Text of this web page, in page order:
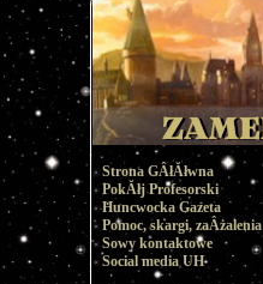
Strona GÂłĂłwna
PokĂłj Profesorski
Huncwocka Gazeta
Pomoc, skargi, zaÂżalenia
Sowy kontaktowe
Social media UH